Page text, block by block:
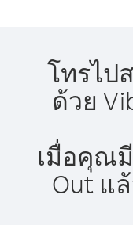
โทรไป
ด้วย
เมื่อคุณ
Out แ